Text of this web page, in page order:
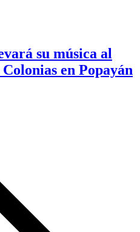
su música al
en Popayán